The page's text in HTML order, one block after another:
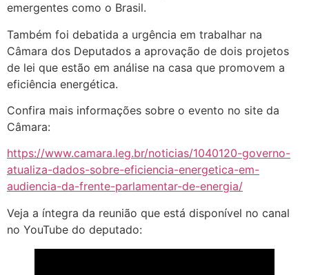
emergentes como o Brasil.
Também foi debatida a urgência em trabalhar na
Câmara dos Deputados a aprovação de dois projetos
de lei que estão em análise na casa que promovem a
eficiência energética.
Confira mais informações sobre o evento no site da
Câmara:
https://www.camara.leg.br/noticias/1040120-governo-
atualiza-dados-sobre-eficiencia-energetica-em-
audiencia-da-frente-parlamentar-de-energia/
Veja a íntegra da reunião que está disponível no canal
no YouTube do deputado: